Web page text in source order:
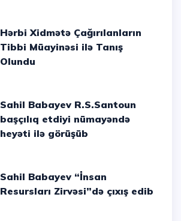
Hərbi Xidmətə Çağırılanların
Tibbi Müayinəsi ilə Tanış
Olundu
Sahil Babayev R.S.Santoun
başçılıq etdiyi nümayəndə
heyəti ilə görüşüb
Sahil Babayev “İnsan
Resursları Zirvəsi”də çıxış edib